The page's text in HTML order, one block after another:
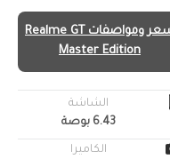
سعر ومواصفات Realme GT
Master Edition
الشاشة
6.43 بوصة
الكاميرا